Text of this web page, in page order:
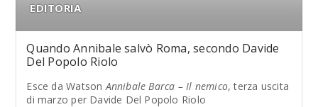
EDITORIA
Quando Annibale salvò Roma, secondo Davide
Del Popolo Riolo
Esce da WatsonAnnibale Barca – Il nemico, terza uscita
di marzo per Davide Del Popolo Riolo